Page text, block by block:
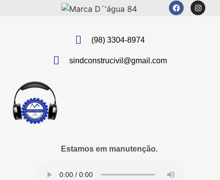
(98) 3304-8974
sindconstrucivil@gmail.com
Estamos em manutenção.